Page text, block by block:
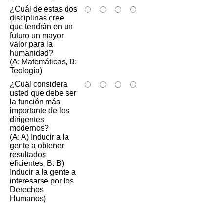
¿Cuál de estas dos
disciplinas cree
que tendrán en un
futuro un mayor
valor para la
humanidad?
(A: Matemáticas, B:
Teología)
¿Cuál considera
usted que debe ser
la función más
importante de los
dirigentes
modernos?
(A: A) Inducir a la
gente a obtener
resultados
eficientes, B: B)
Inducir a la gente a
interesarse por los
Derechos
Humanos)